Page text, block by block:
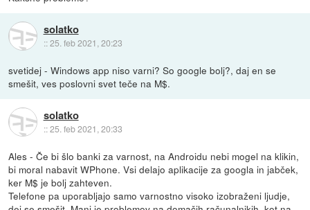
solatko
::25. feb 2021, 20:23
svetidej - Windows app niso varni? So google bolj?, daj en se
smešit, ves poslovni svet teče na M$.
solatko
::25. feb 2021, 20:33
Ales - Če bi šlo banki za varnost, na Androidu nebi mogel na klikin,
bi moral nabavit WPhone. Vsi delajo aplikacije za googla in jabček,
ker M$ je bolj zahteven.
Telefone pa uporabljajo samo varnostno visoko izobraženi ljudje,